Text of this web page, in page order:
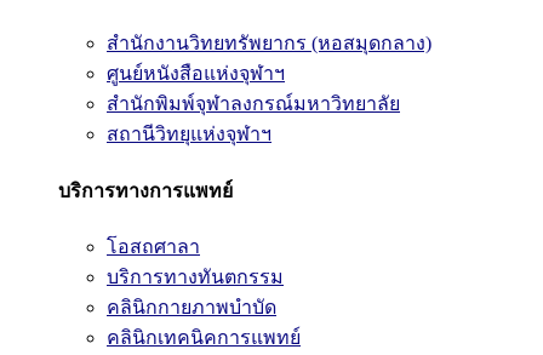
สำนักงานวิทยทรัพยากร (หอสมุดกลาง)
ศูนย์หนังสือแห่งจุฬาฯ
สำนักพิมพ์จุฬาลงกรณ์มหาวิทยาลัย
สถานีวิทยุแห่งจุฬาฯ
บริการทางการแพทย์
โอสถศาลา
บริการทางทันตกรรม
คลินิกกายภาพบำบัด
คลินิกเทคนิคการแพทย์